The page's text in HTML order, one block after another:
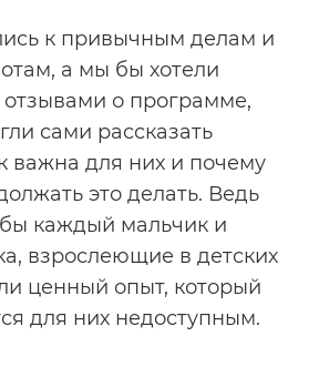
к привычным делам и
а мы бы хотели
отзывами о программе,
сами рассказать
важна для них и почему
это делать. Ведь
каждый мальчик и
взрослеющие в детских
ценный опыт, который
для них недоступным.